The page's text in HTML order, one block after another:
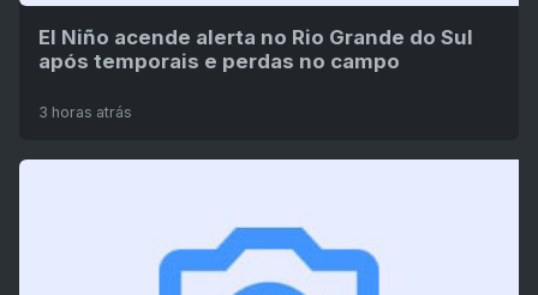
El Niño acende alerta no Rio Grande do Sul
após temporais e perdas no campo
3 horas atrás